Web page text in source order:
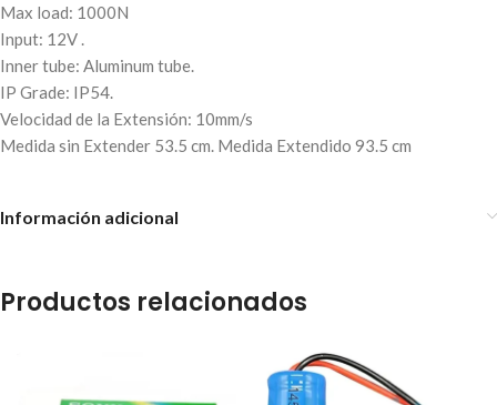
Max load: 1000N
Input: 12V .
Inner tube: Aluminum tube.
IP Grade: IP54.
Velocidad de la Extensión: 10mm/s
Medida sin Extender 53.5 cm. Medida Extendido 93.5 cm
Información adicional
Productos relacionados